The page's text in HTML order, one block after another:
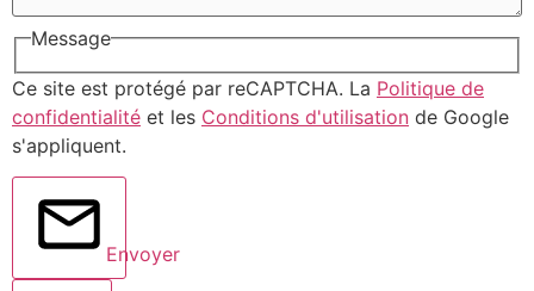
Message
Ce site est protégé par reCAPTCHA. La Politique de
confidentialité et les Conditions d'utilisation de Google
s'appliquent.
Envoyer